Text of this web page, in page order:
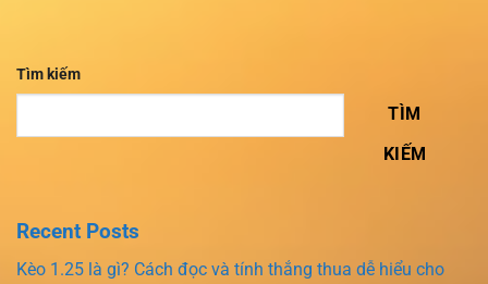
Tìm kiếm
TÌM
KIẾM
Recent Posts
Kèo 1.25 là gì? Cách đọc và tính thắng thua dễ hiểu cho